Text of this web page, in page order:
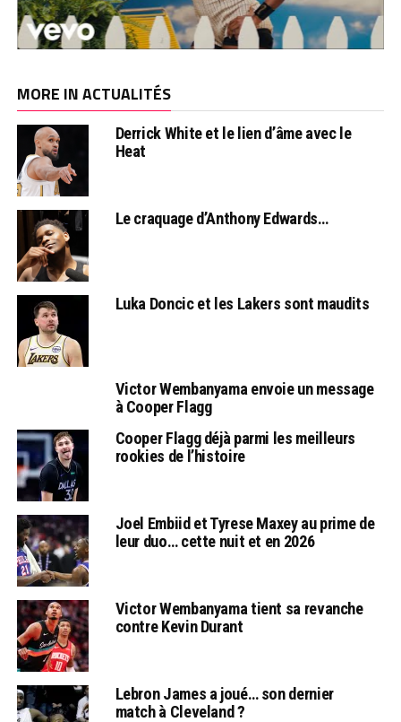
MORE IN ACTUALITÉS
Derrick White et le lien d’âme avec le
Heat
Le craquage d’Anthony Edwards…
Luka Doncic et les Lakers sont maudits
Victor Wembanyama envoie un message
à Cooper Flagg
Cooper Flagg déjà parmi les meilleurs
rookies de l’histoire
Joel Embiid et Tyrese Maxey au prime de
leur duo… cette nuit et en 2026
Victor Wembanyama tient sa revanche
contre Kevin Durant
Lebron James a joué… son dernier
match à Cleveland ?